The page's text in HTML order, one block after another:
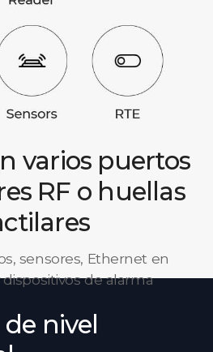
varios puertos
RF o huellas
sensores, Ethernet en
de alarma
nivel